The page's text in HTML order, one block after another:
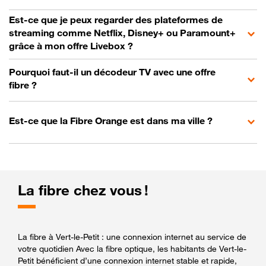
Est-ce que je peux regarder des plateformes de
streaming comme Netflix, Disney+ ou Paramount+
grâce à mon offre Livebox ?
Pourquoi faut-il un décodeur TV avec une offre
fibre ?
Est-ce que la Fibre Orange est dans ma ville ?
La fibre chez vous !
La fibre à Vert-le-Petit : une connexion internet au service de
votre quotidien Avec la fibre optique, les habitants de Vert-le-
Petit bénéficient d’une connexion internet stable et rapide,